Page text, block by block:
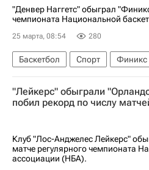
"Денвер Наггетс" обыграл
чемпионата Национальной
25 марта, 08:54 280
Баскетбол Спорт Финикс
Денвер Наггетс
Никола
Финикс Санз
Шарлотт
"Лейкерс" обыграли
побил рекорд по числу
Клуб "Лос-Анджелес Лейкерс"
матче регулярного чемпионата
ассоциации (НБА).